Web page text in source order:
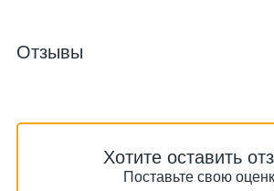
Отзывы
Хотите оставить
Поставьте свою